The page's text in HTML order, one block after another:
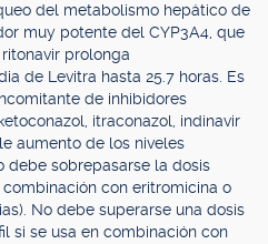
del metabolismo hepático de
muy potente del CYP3A4, que
prolonga
de Levitra hasta 25.7 horas. Es
de inhibidores
itraconazol, indinavir
aumento de los niveles
debe sobrepasarse la dosis
con eritromicina o
No debe superarse una dosis
si se usa en combinación con